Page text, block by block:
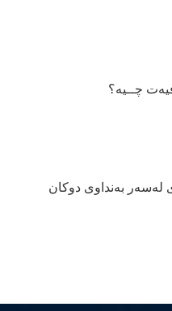
چــیە؟
لەسەر بەنداوی دوكان